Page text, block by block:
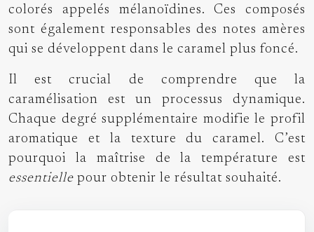
colorés appelés mélanoïdines. Ces composés
sont également responsables des notes amères
qui se développent dans le caramel plus foncé.
Il est crucial de comprendre que la
caramélisation est un processus dynamique.
Chaque degré supplémentaire modifie le profil
aromatique et la texture du caramel. C’est
pourquoi la maîtrise de la température est
essentielle pour obtenir le résultat souhaité.